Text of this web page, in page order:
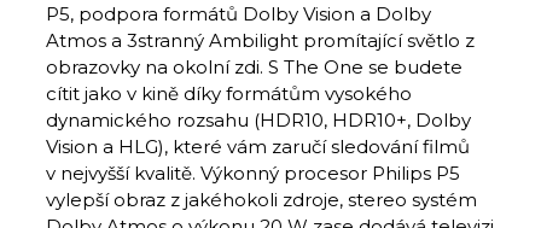
P5, podpora formátů Dolby Vision a Dolby
Atmos a 3stranný Ambilight promítající světlo z
obrazovky na okolní zdi. S The One se budete
cítit jako v kině díky formátům vysokého
dynamického rozsahu (HDR10, HDR10+, Dolby
Vision a HLG), které vám zaručí sledování filmů
v nejvyšší kvalitě. Výkonný procesor Philips P5
vylepší obraz z jakéhokoli zdroje, stereo systém